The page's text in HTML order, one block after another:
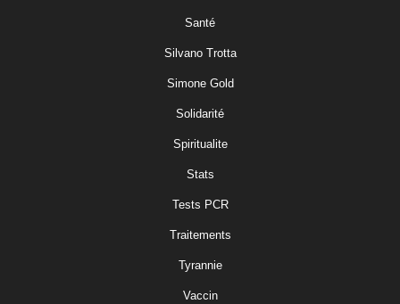
Santé
Silvano Trotta
Simone Gold
Solidarité
Spiritualite
Stats
Tests PCR
Traitements
Tyrannie
Vaccin